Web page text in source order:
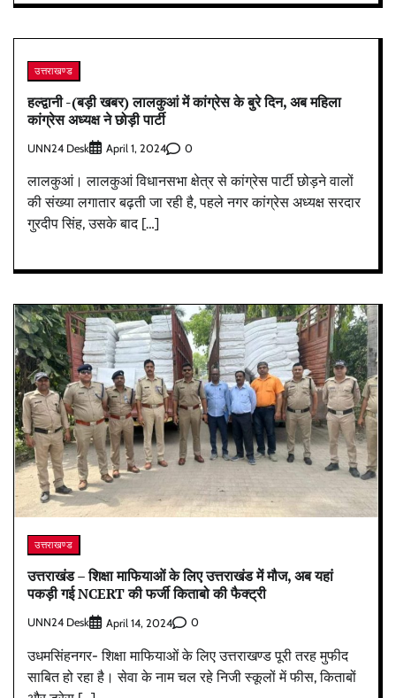
उत्तराखण्ड
हल्द्वानी -(बड़ी खबर) लालकुआं में कांग्रेस के बुरे दिन, अब महिला
कांग्रेस अध्यक्ष ने छोड़ी पार्टी
UNN24 Desk April 1, 2024 0
लालकुआं। लालकुआं विधानसभा क्षेत्र से कांग्रेस पार्टी छोड़ने वालों
की संख्या लगातार बढ़ती जा रही है, पहले नगर कांग्रेस अध्यक्ष सरदार
गुरदीप सिंह, उसके बाद […]
उत्तराखण्ड
उत्तराखंड – शिक्षा माफियाओं के लिए उत्तराखंड में मौज, अब यहां
पकड़ी गई NCERT की फर्जी किताबो की फैक्ट्री
UNN24 Desk April 14, 2024 0
उधमसिंहनगर- शिक्षा माफियाओं के लिए उत्तराखण्ड पूरी तरह मुफीद
साबित हो रहा है। सेवा के नाम चल रहे निजी स्कूलों में फीस, किताबों